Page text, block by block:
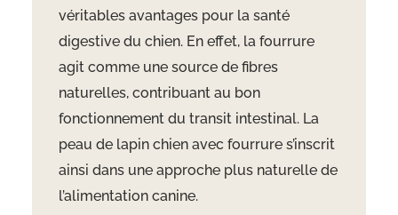
véritables avantages pour la santé
digestive du chien. En effet, la fourrure
agit comme une source de fibres
naturelles, contribuant au bon
fonctionnement du transit intestinal. La
peau de lapin chien avec fourrure s’inscrit
ainsi dans une approche plus naturelle de
l’alimentation canine.